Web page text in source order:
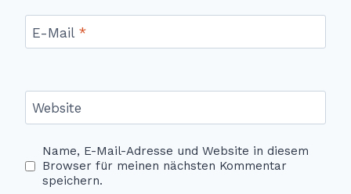
E-Mail *
Website
Name, E-Mail-Adresse und Website in diesem
Browser für meinen nächsten Kommentar
speichern.